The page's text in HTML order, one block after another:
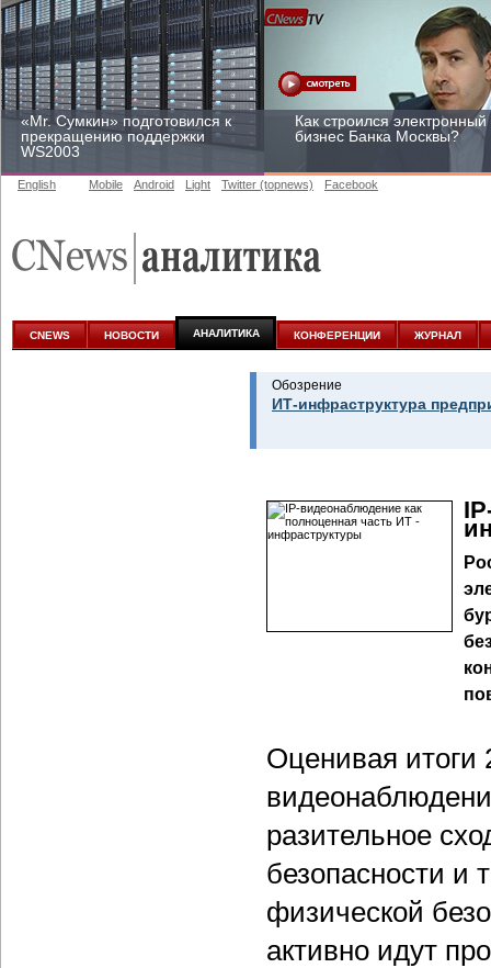
«Mr. Сумкин» подготовился к
прекращению поддержки
WS2003
Как строился электронный
бизнес Банка Москвы?
к аналитике
участвовать
English Mobile Android Light Twitter (topnews) Facebook
CNEWS НОВОСТИ АНАЛИТИКА КОНФЕРЕНЦИИ ЖУРНАЛ
Обозрение
ИТ-инфраструктура
Оценивая итоги
разительное
безопасности и
физической
активно идут